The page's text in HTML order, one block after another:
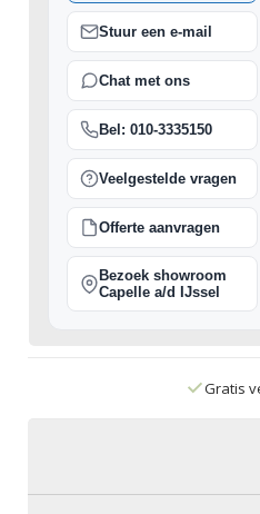
Stuur een e-mail
Chat met ons
Bel: 010-3335150
Veelgestelde vragen
Offerte aanvragen
Bezoek showroom
Capelle a/d IJssel
Gratis